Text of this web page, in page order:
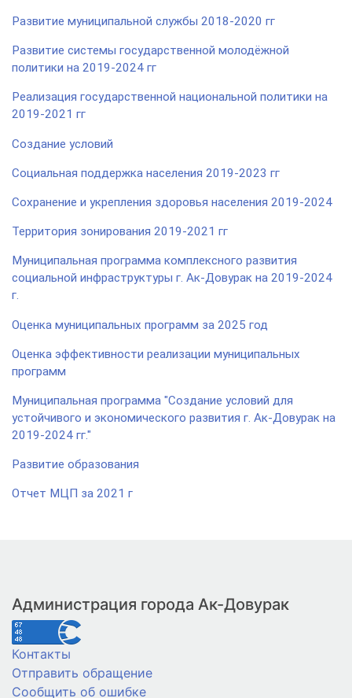
Развитие муниципальной службы 2018-2020 гг
Развитие системы государственной молодёжной
политики на 2019-2024 гг
Реализация государственной национальной политики на
2019-2021 гг
Создание условий
Социальная поддержка населения 2019-2023 гг
Сохранение и укрепления здоровья населения 2019-2024
Территория зонирования 2019-2021 гг
Муниципальная программа комплексного развития
социальной инфраструктуры г. Ак-Довурак на 2019-2024
г.
Оценка муниципальных программ за 2025 год
Оценка эффективности реализации муниципальных
программ
Муниципальная программа "Создание условий для
устойчивого и экономического развития г. Ак-Довурак на
2019-2024 гг."
Развитие образования
Отчет МЦП за 2021 г
Администрация города Ак-Довурак
Контакты
Отправить обращение
Сообщить об ошибке